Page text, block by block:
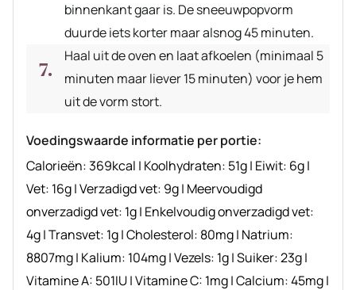
binnenkant gaar is. De sneeuwpopvorm
duurde iets korter maar alsnog 45 minuten.
Haal uit de oven en laat afkoelen (minimaal 5
minuten maar liever 15 minuten) voor je hem
uit de vorm stort.
Voedingswaarde informatie per portie:
Calorieën:369kcal | Koolhydraten: 51g| Eiwit: 6g|
Vet: 16g|Verzadigd vet: 9g| Meervoudigd
onverzadigd vet: 1g| Enkelvoudig onverzadigd vet:
4g|Transvet: 1g|Cholesterol: 80mg| Natrium:
8807mg| Kalium: 104mg|Vezels: 1g|Suiker:23g|
Vitamine A: 501IU|Vitamine C: 1mg|Calcium:45mg|